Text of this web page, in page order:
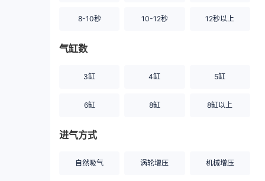
8-10秒 10-12秒 12秒以上
气缸数
3缸 4缸 5缸
6缸 8缸 8缸以上
进气方式
自然吸气 涡轮增压 机械增压